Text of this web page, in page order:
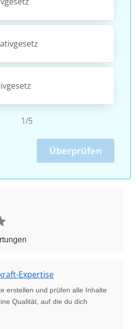
1/5
Überprüfen
Expertise
erstellen und prüfen alle Inhalte
Qualität, auf die du dich